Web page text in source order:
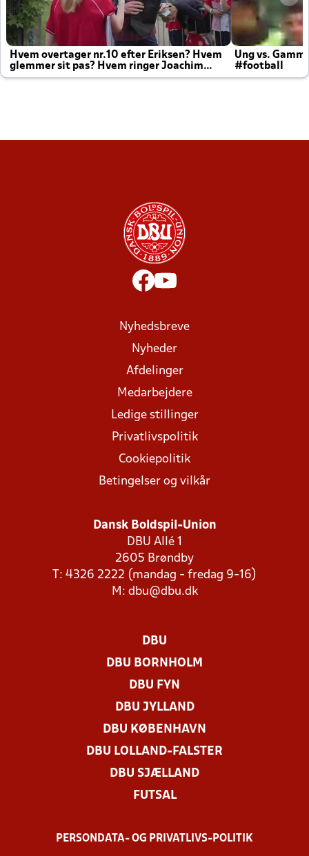
Hvem overtager nr.10 efter Eriksen? Hvem
glemmer sit pas? Hvem ringer Joachim
altid til efter kampe?
Ung vs.
#football
Nyhedsbreve
Nyheder
Afdelinger
Medarbejdere
Ledige stillinger
Privatlivspolitik
Cookiepolitik
Betingelser og vilkår
Dansk Boldspil-Union
DBU Allé 1
2605 Brøndby
T: 4326 2222 (mandag - fredag 9-16)
M: dbu@dbu.dk
DBU
DBU BORNHOLM
DBU FYN
DBU JYLLAND
DBU KØBENHAVN
DBU LOLLAND-FALSTER
DBU SJÆLLAND
FUTSAL
PERSONDATA- OG PRIVATLIVS-POLITIK